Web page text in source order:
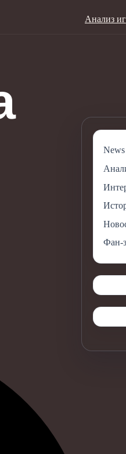
Анализ
News
Фан-